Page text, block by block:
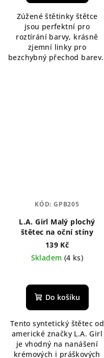
Zúžené štětinky štětce
jsou perfektní pro
roztírání barvy, krásně
zjemní linky pro
bezchybný přechod barev.
L.A. Girl Malý plochý
štětec na oční stíny
139 Kč
Skladem (4 ks)
hodnocení
produktu
z
5
hvězdiček.
Do košíku
Tento syntetický štětec od
americké značky L.A. Girl
je vhodný na nanášení
krémových i práškových
KÓD:GPB205